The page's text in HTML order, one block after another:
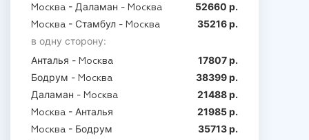
Москва - Даламан - Москва 52660 р.
Москва - Стамбул - Москва
35216 р.
в одну сторону:
Анталья - Москва
17807 р.
Бодрум - Москва
38399 р.
Даламан - Москва 21488 р.
Москва - Анталья 21985 р.
Москва - Бодрум 35713 р.